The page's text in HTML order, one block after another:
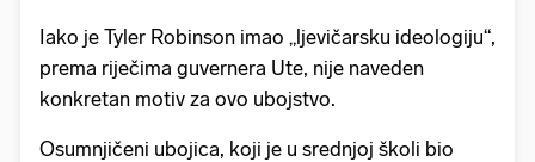
Iako je Tyler Robinson imao „ljevičarsku ideologiju“,
prema riječima guvernera Ute, nije naveden
konkretan motiv za ovo ubojstvo.
Osumnjičeni ubojica, koji je u srednjoj školi bio